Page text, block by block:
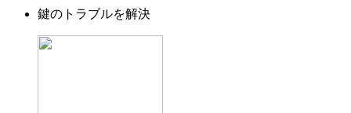
鍵のトラブルを解決